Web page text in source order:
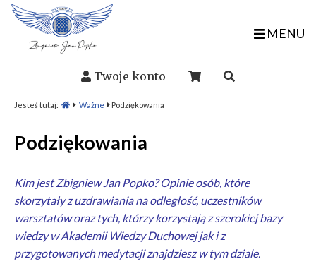
MENU
Twoje konto
Jesteś tutaj: Ważne Podziękowania
Podziękowania
Kim jest Zbigniew Jan Popko? Opinie osób, które
skorzytały zuzdrawiania na odległość, uczestników
warsztatóworaz tych, którzy korzystają z szerokiej bazy
wiedzy wAkademii Wiedzy Duchowejjak i z
przygotowanychmedytacjiznajdziesz w tym dziale.